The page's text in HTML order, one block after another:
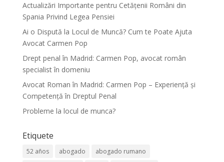
Actualizări Importante pentru Cetățenii Români din
Spania Privind Legea Pensiei
Ai o Dispută la Locul de Muncă? Cum te Poate Ajuta
Avocat Carmen Pop
Drept penal în Madrid: Carmen Pop, avocat român
specialist în domeniu
Avocat Roman în Madrid: Carmen Pop – Experiență și
Competență în Dreptul Penal
Probleme la locul de munca?
Etiquete
52 años abogado
abogado rumano